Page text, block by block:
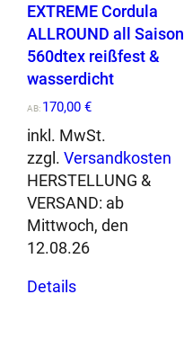
E
M
E
r
e
ß
f
e
s
t
w
EXTREME Cordula
ALLROUND all Saison
560dtex reißfest &
wasserdicht
AB: 170,00€
inkl. MwSt.
zzgl.Versandkosten
HERSTELLUNG &
VERSAND: ab
Mittwoch, den
12.08.26
DetailsProdukt